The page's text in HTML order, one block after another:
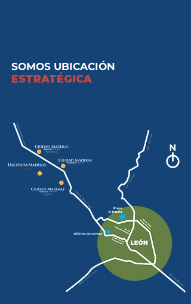
SOMOS UBICACIÓN
ESTRATÉGICA